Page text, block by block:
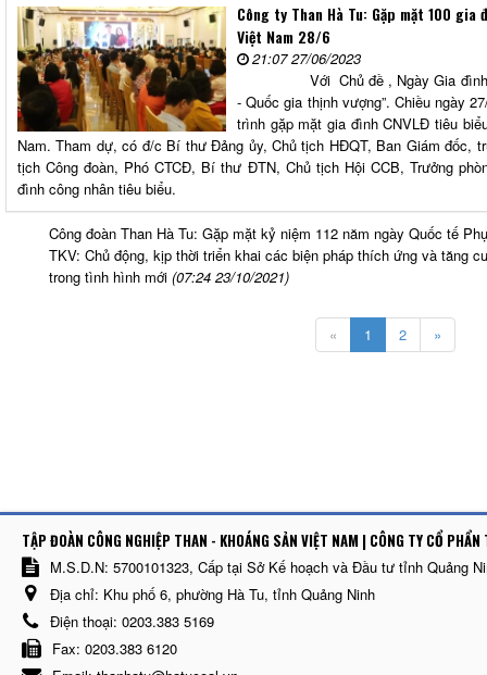
Công ty Than Hà Tu: Gặp mặt 100 gia
Việt Nam 28/6
21:07 27/06/2023
Với Chủ đề , Ngày Gia đình Việt
- Quốc gia thịnh vượng”. Chiều ngày
trình gặp mặt gia đình CNVLĐ tiêu
Nam. Tham dự, có đ/c Bí thư Đảng ủy, Chủ tịch HĐQT, Ban Giám đốc,
tịch Công đoàn, Phó CTCĐ, Bí thư ĐTN, Chủ tịch Hội CCB, Trưởng
đình công nhân tiêu biểu.
Công đoàn Than Hà Tu: Gặp mặt kỷ niệm 112 năm ngày Quốc tế
TKV: Chủ động, kịp thời triển khai các biện pháp thích ứng và tăng
trong tình hình mới (07:24 23/10/2021)
« 1 2 »
TẬP ĐOÀN CÔNG NGHIỆP THAN - KHOÁNG SẢN VIỆT NAM | CÔNG TY CỔ
M.S.D.N: 5700101323, Cấp tại Sở Kế hoạch và Đầu tư tỉnh Quảng
Địa chỉ: Khu phố 6, phường Hà Tu, tỉnh Quảng Ninh
Điện thoại: 0203.383 5169
Fax: 0203.383 6120